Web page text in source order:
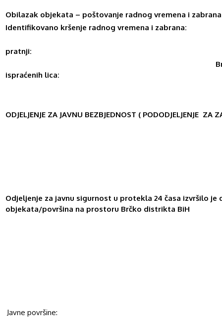
Obilazak objekata – poštovanje radnog vremena i
Identifikovano kršenje radnog vremena i zabrana:
pratnji:
ispraćenih lica:
ODJELJENJE ZA JAVNU BEZBJEDNOST ( PODODJELJENJE ZA
Odjeljenje za javnu sigurnost u protekla 24 časa izvršilo je
objekata/površina na prostoru Brčko distrikta BiH
Javne površine: